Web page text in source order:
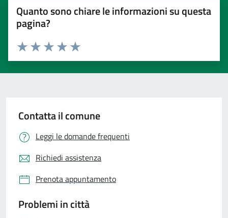
Quanto sono chiare le informazioni su questa
pagina?
Valuta 5 stelle su 5
Valuta 4 stelle su 5
Valuta 3 stelle su 5
Valuta 2 stelle su 5
Valuta 1 stelle su 5
Contatta il comune
Leggi le domande frequenti
Richiedi assistenza
Prenota appuntamento
Problemi in città